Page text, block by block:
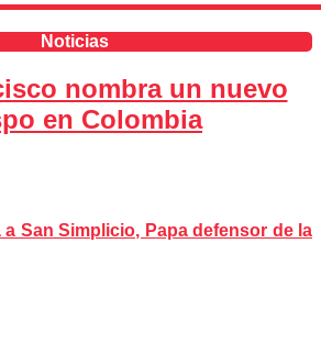
Noticias
nombra un nuevo
en Colombia
a San Simplicio, Papa defensor de la